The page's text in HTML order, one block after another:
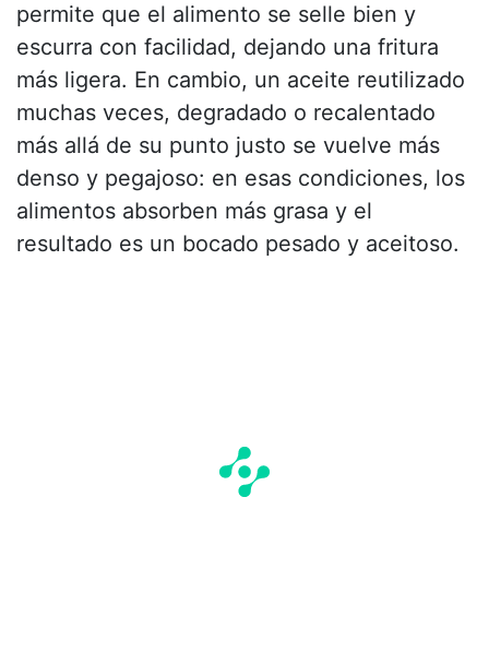
permite que el alimento se selle bien y
escurra con facilidad, dejando una fritura
más ligera. En cambio, un aceite reutilizado
muchas veces, degradado o recalentado
más allá de su punto justo se vuelve más
denso y pegajoso: en esas condiciones, los
alimentos absorben más grasa y el
resultado es un bocado pesado y aceitoso.